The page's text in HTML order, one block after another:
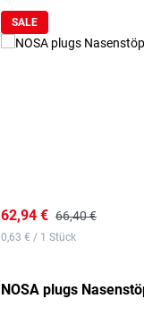
SALE
62,94 € 66,40 €
0,63 € / 1 Stück
NOSA plugs